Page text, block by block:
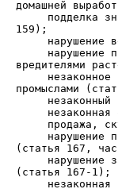
подделка
нарушение
незаконное
нарушение
нарушение